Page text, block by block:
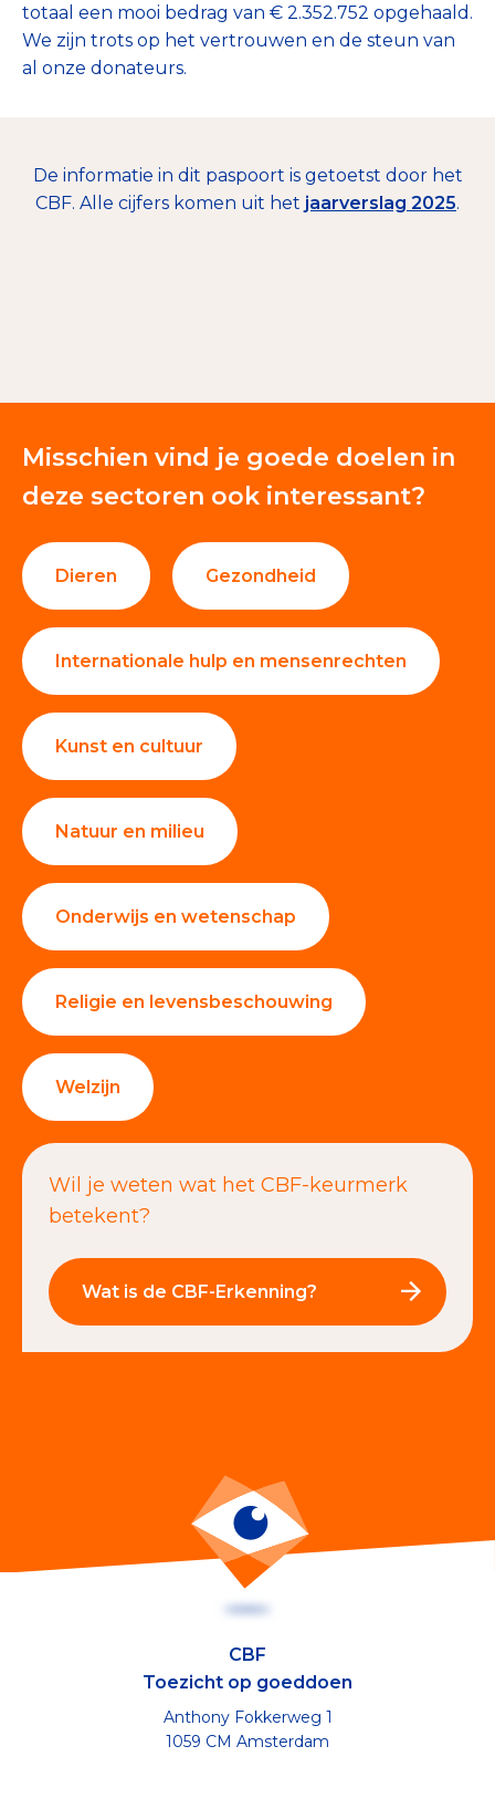
totaal een mooi bedrag van € 2.352.752 opgehaald.
We zijn trots op het vertrouwen en de steun van
al onze donateurs.
De informatie in dit paspoort is getoetst door het
CBF. Alle cijfers komen uit het jaarverslag 2025.
Misschien vind je goede doelen in
deze sectoren ook interessant?
Dieren Gezondheid
Internationale hulp en mensenrechten
Kunst en cultuur
Natuur en milieu
Onderwijs en wetenschap
Religie en levensbeschouwing
Welzijn
Wil je weten wat het CBF-keurmerk
betekent?
Wat is de CBF-Erkenning?
CBF
Toezicht op goeddoen
Anthony Fokkerweg 1
1059 CM Amsterdam